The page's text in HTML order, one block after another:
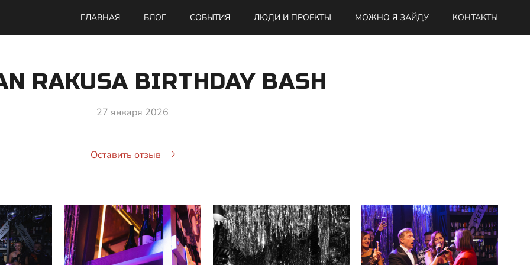
ГЛАВНАЯ БЛОГ СОБЫТИЯ ЛЮДИ И ПРОЕКТЫ МОЖНО Я ЗАЙДУ КОНТАКТЫ
RAKUSA BIRTHDAY BASH
27 января 2026
Оставить отзыв